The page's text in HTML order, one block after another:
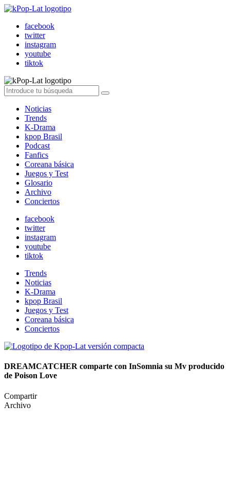
facebook
twitter
instagram
youtube
tiktok
Noticias
Trends
K-Drama
kpop Brasil
Podcast
Fanfics
Coreana básica
Juegos y Test
Glosario
Archivo
Conciertos
facebook
twitter
instagram
youtube
tiktok
Trends
Noticias
K-Drama
kpop Brasil
Juegos y Test
Coreana básica
Conciertos
DREAMCATCHER comparte con InSomnia su Mv producido
de Poison Love
Compartir
Archivo